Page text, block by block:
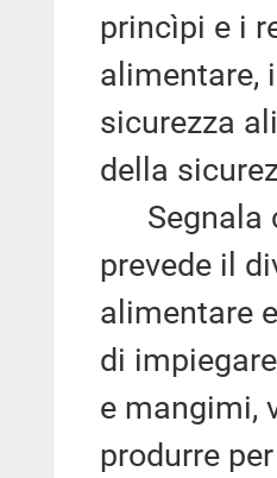
princìpi e i
alimentare,
sicurezza
della
Segnala
prevede il
alimentare
di
e mangimi,
produrre